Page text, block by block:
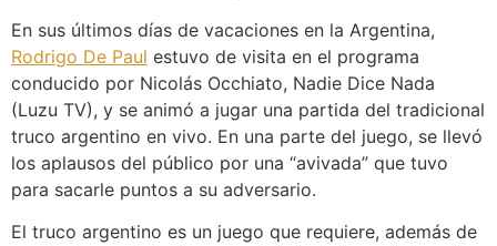
En sus últimos días de vacaciones en la Argentina,
Rodrigo De Paul estuvo de visita en el programa
conducido por Nicolás Occhiato, Nadie Dice Nada
(Luzu TV), y se animó a jugar una partida del tradicional
truco argentino en vivo. En una parte del juego, se llevó
los aplausos del público por una “avivada” que tuvo
para sacarle puntos a su adversario.
El truco argentino es un juego que requiere, además de